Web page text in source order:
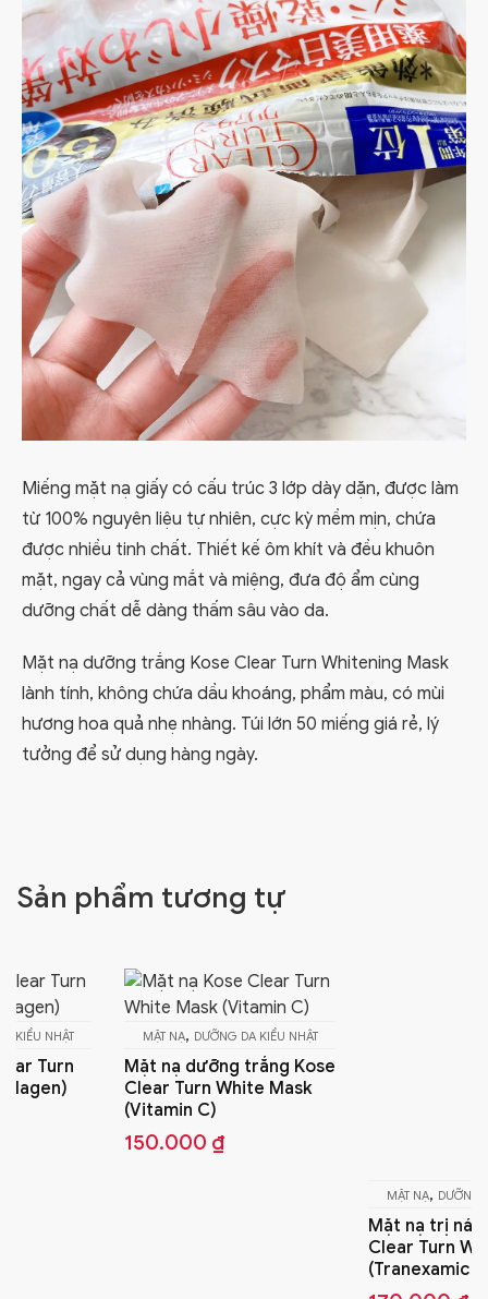
Miếng mặt nạ giấy có cấu trúc 3 lớp dày dặn, được làm
từ 100% nguyên liệu tự nhiên, cực kỳ mềm mịn, chứa
được nhiều tinh chất. Thiết kế ôm khít và đều khuôn
mặt, ngay cả vùng mắt và miệng, đưa độ ẩm cùng
dưỡng chất dễ dàng thấm sâu vào da.
Mặt nạ dưỡng trắng Kose Clear Turn Whitening Mask
lành tính, không chứa dầu khoáng, phẩm màu, có mùi
hương hoa quả nhẹ nhàng. Túi lớn 50 miếng giá rẻ, lý
tưởng để sử dụng hàng ngày.
Sản phẩm tương tự
MẶT NẠ DƯỠNG DA KIỂU NHẬT
Mặt nạ dưỡng trắng Kose
Clear Turn White Mask
MẶT NẠ